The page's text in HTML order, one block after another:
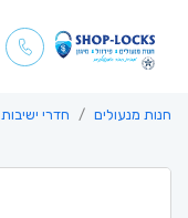
חנות מנעולים חדרי ישיבות